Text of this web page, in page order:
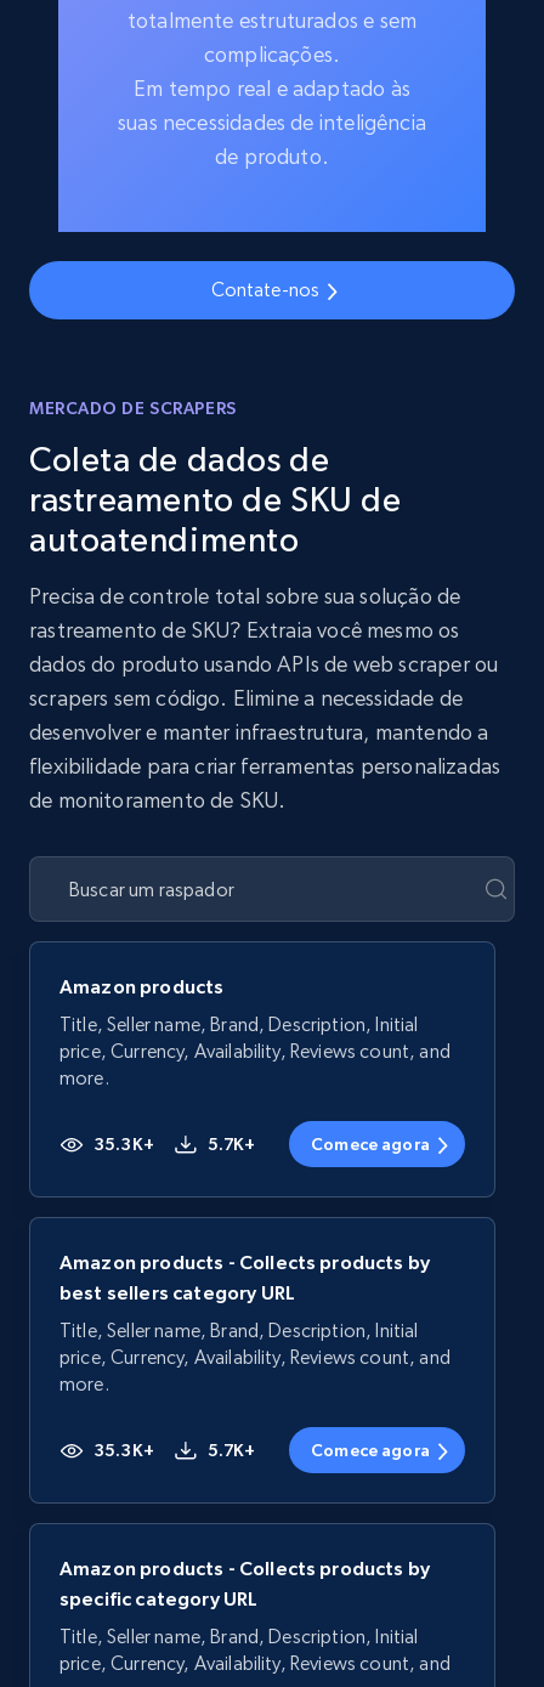
totalmente estruturados e sem
complicações.
Em tempo real e adaptado às
suas necessidades de inteligência
de produto.
Contate-nos
MERCADO DE SCRAPERS
Coleta de dados de
rastreamento de SKU de
autoatendimento
Precisa de controle total sobre sua solução de
rastreamento de SKU? Extraia você mesmo os
dados do produto usando APIs de web scraper ou
scrapers sem código. Elimine a necessidade de
desenvolver e manter infraestrutura, mantendo a
flexibilidade para criar ferramentas personalizadas
de monitoramento de SKU.
Amazon products
Title, Seller name, Brand, Description, Initial
price, Currency, Availability, Reviews count, and
more.
35.3K+ 5.7K+ Comece agora
Amazon products - Collects products by
best sellers category URL
Title, Seller name, Brand, Description, Initial
price, Currency, Availability, Reviews count, and
more.
35.3K+ 5.7K+ Comece agora
Amazon products - Collects products by
specific category URL
Title, Seller name, Brand, Description, Initial
price, Currency, Availability, Reviews count, and